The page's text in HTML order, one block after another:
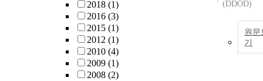
2018 (1)
2016 (3)
2015 (1)
2012 (1)
2010 (4)
2009 (1)
2008 (2)
(DDOD)
원문
기